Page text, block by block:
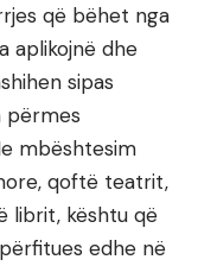
që bëhet nga
aplikojnë dhe
sipas
përmes
mbështesim
qoftë teatrit,
librit, kështu që
edhe në